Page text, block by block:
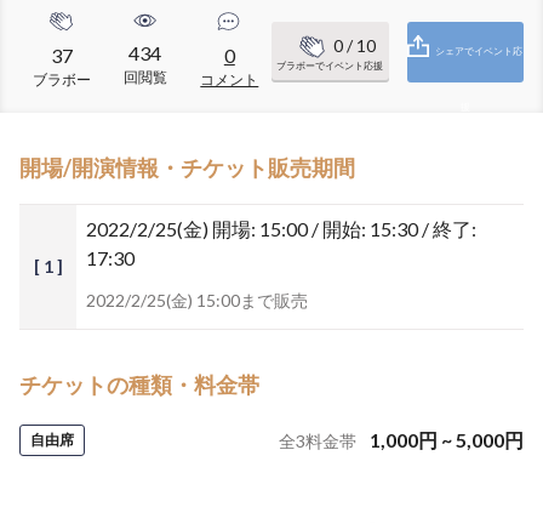
37
ブラボー
434
回閲覧
0
コメント
0/ 10
ブラボーでイベント応援
シェアでイベント応
開場/開演情報・チケット販売期間
[ 1 ]
2022/2/25(金) 開場: 15:00 / 開始: 15:30 / 終了:
17:30
2022/2/25(金) 15:00まで販売
チケットの種類・料金帯
自由席 全3料金帯 1,000円 ~5,000円